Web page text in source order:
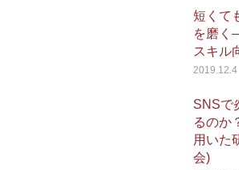
短くて
を磨く
スキル
2019.12.4
SNSで
るのか
用いた
会)